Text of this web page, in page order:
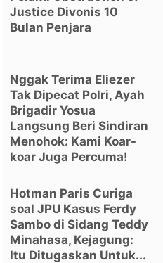
Justice Divonis 10
Bulan Penjara
Nggak Terima Eliezer
Tak Dipecat Polri, Ayah
Brigadir Yosua
Langsung Beri Sindiran
Menohok: Kami Koar-
koar Juga Percuma!
Hotman Paris Curiga
soal JPU Kasus Ferdy
Sambo di Sidang Teddy
Minahasa, Kejagung:
Itu Ditugaskan Untuk...